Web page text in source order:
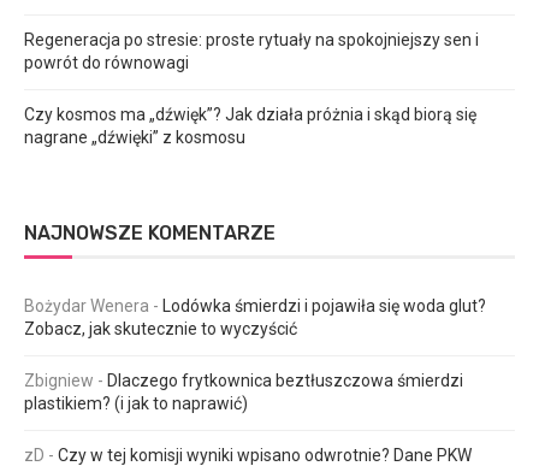
Regeneracja po stresie: proste rytuały na spokojniejszy sen i
powrót do równowagi
Czy kosmos ma „dźwięk”? Jak działa próżnia i skąd biorą się
nagrane „dźwięki” z kosmosu
NAJNOWSZE KOMENTARZE
Bożydar Wenera - Lodówka śmierdzi i pojawiła się woda glut?
Zobacz, jak skutecznie to wyczyścić
Zbigniew - Dlaczego frytkownica beztłuszczowa śmierdzi
plastikiem? (i jak to naprawić)
zD - Czy w tej komisji wyniki wpisano odwrotnie? Dane PKW